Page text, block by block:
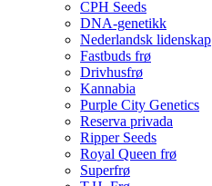
CPH Seeds
DNA-genetikk
Nederlandsk lidenskap
Fastbuds frø
Drivhusfrø
Kannabia
Purple City Genetics
Reserva privada
Ripper Seeds
Royal Queen frø
Superfrø